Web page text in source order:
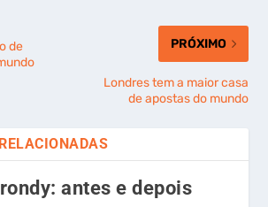
de
PRÓXIMO
Londres tem a maior casa
de apostas do mundo
antes e depois